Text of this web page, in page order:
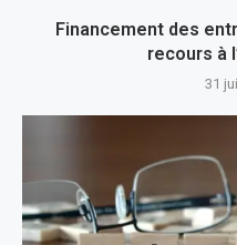
Financement des
recours à
31